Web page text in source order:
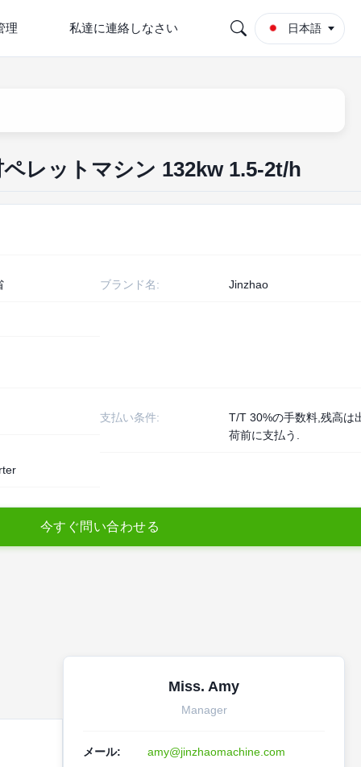
理 私達に連絡しなさい 日本語
レットマシン 132kw 1.5-2t/h
ブランド名: Jinzhao
支払い条件:
T/T 30%の手数料,残高は
荷前に支払う.
今す ぐ問 い合わせる
Miss. Amy
Manager
メール: amy@jinzhaomachine.com